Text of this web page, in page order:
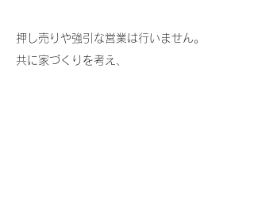
押し売りや強引な営業は行いません。
共に家づくりを考え、